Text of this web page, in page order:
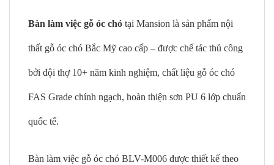
Bàn làm việc gỗ óc chó tại Mansion là sản phẩm nội
thất gỗ óc chó Bắc Mỹ cao cấp – được chế tác thủ công
bởi đội thợ 10+ năm kinh nghiệm, chất liệu gỗ óc chó
FAS Grade chính ngạch, hoàn thiện sơn PU 6 lớp chuẩn
quốc tế.
Bàn làm việc gỗ óc chó BLV-M006 được thiết kế theo